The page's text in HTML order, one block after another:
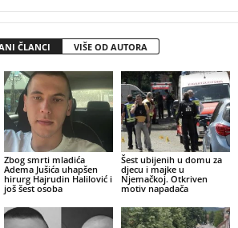
ČLANCI VIŠE OD AUTORA
Zbog smrti mladića
Adema Jušića uhapšen
hirurg Hajrudin Halilović i
još šest osoba
Šest ubijenih u domu za
djecu i majke u
Njemačkoj. Otkriven
motiv napadača